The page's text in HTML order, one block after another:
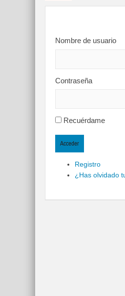
Nombre de usuario
Contraseña
Recuérdame
Acceder
Registro
¿Has olvidado